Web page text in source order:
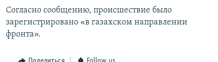
Все сайты Радио Азатутюн
Согласно сообщению, происшествие было
зарегистрировано «в газахском направлении
фронта».